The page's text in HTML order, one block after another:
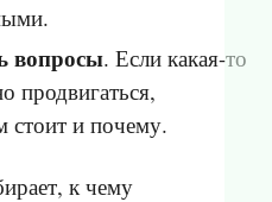
вопросы. Если какая-то
продвигаться,
стоит и почему.
к чему